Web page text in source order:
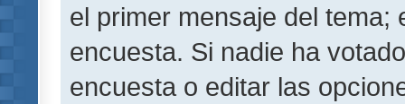
el primer mensaje del
encuesta. Si nadie ha
encuesta o editar las